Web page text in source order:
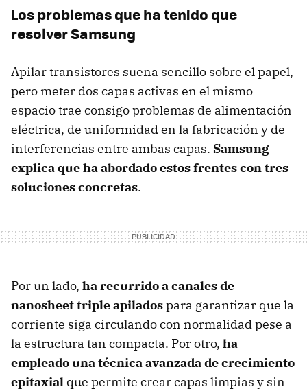
Los problemas que ha tenido que
resolver Samsung
Apilar transistores suena sencillo sobre el papel,
pero meter dos capas activas en el mismo
espacio trae consigo problemas de alimentación
eléctrica, de uniformidad en la fabricación y de
interferencias entre ambas capas. Samsung
explica que ha abordado estos frentes con tres
soluciones concretas.
Por un lado, ha recurrido a canales de
nanosheet triple apiladospara garantizar que la
corriente siga circulando con normalidad pese a
la estructura tan compacta. Por otro, ha
empleado una técnica avanzada de crecimiento
epitaxial que permite crear capas limpias y sin